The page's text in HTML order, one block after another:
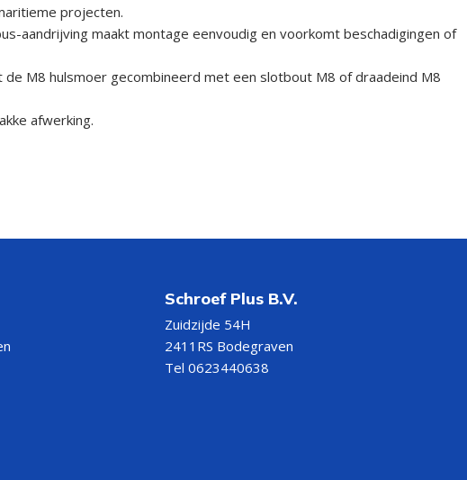
projecten.
aandrijving maakt montage eenvoudig en voorkomt beschadigingen of
M8 hulsmoer gecombineerd met een slotbout M8 of draadeind M8
afwerking.
Schroef Plus B.V.
Zuidzijde 54H
2411RS Bodegraven
Tel 0623440638